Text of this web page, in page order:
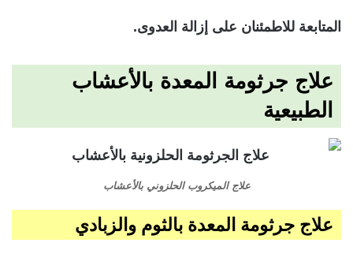
المتابعة للاطمئنان على إزالة العدوى.
علاج جرثومة المعدة بالأعشاب
الطبيعية
علاج الميكروب الحلزوني بالأعشاب
علاج جرثومة المعدة بالثوم والزبادي